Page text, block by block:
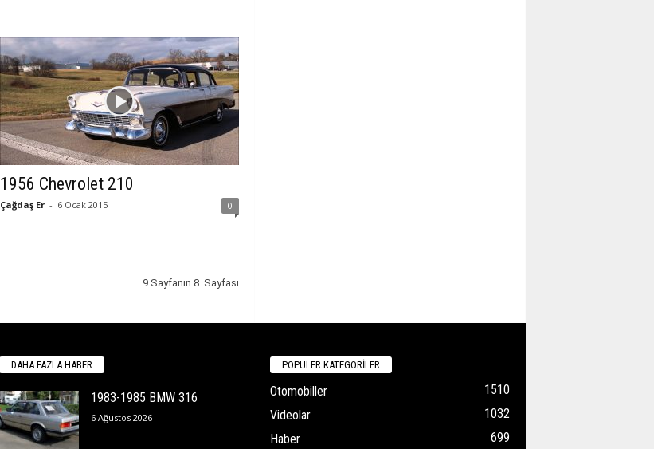
1956 Chevrolet 210
Çağdaş Er - 6 Ocak 2015 0
9 Sayfanın 8. Sayfası
DAHA FAZLA HABER
1983-1985 BMW 316
6 Ağustos 2026
POPÜLER KATEGORİLER
Otomobiller
1510
Videolar
1032
Haber
699